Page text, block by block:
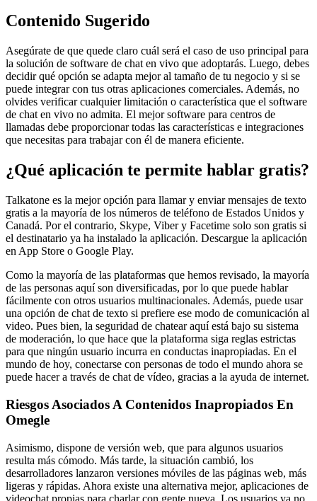
Contenido Sugerido
Asegúrate de que quede claro cuál será el caso de uso principal para
la solución de software de chat en vivo que adoptarás. Luego, debes
decidir qué opción se adapta mejor al tamaño de tu negocio y si se
puede integrar con tus otras aplicaciones comerciales. Además, no
olvides verificar cualquier limitación o característica que el software
de chat en vivo no admita. El mejor software para centros de
llamadas debe proporcionar todas las características e integraciones
que necesitas para trabajar con él de manera eficiente.
¿Qué aplicación te permite hablar gratis?
Talkatone es la mejor opción para llamar y enviar mensajes de texto
gratis a la mayoría de los números de teléfono de Estados Unidos y
Canadá. Por el contrario, Skype, Viber y Facetime solo son gratis si
el destinatario ya ha instalado la aplicación. Descargue la aplicación
en App Store o Google Play.
Como la mayoría de las plataformas que hemos revisado, la mayoría
de las personas aquí son diversificadas, por lo que puede hablar
fácilmente con otros usuarios multinacionales. Además, puede usar
una opción de chat de texto si prefiere ese modo de comunicación al
video. Pues bien, la seguridad de chatear aquí está bajo su sistema
de moderación, lo que hace que la plataforma siga reglas estrictas
para que ningún usuario incurra en conductas inapropiadas. En el
mundo de hoy, conectarse con personas de todo el mundo ahora se
puede hacer a través de chat de vídeo, gracias a la ayuda de internet.
Riesgos Asociados A Contenidos Inapropiados En
Omegle
Asimismo, dispone de versión web, que para algunos usuarios
resulta más cómodo. Más tarde, la situación cambió, los
desarrolladores lanzaron versiones móviles de las páginas web, más
ligeras y rápidas. Ahora existe una alternativa mejor, aplicaciones de
videochat propias para charlar con gente nueva. Los usuarios ya no